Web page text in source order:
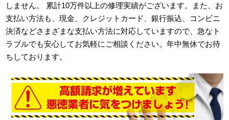
しません。 累計10万件以上の修理実績がございます。また、お
支払い方法も、現金、クレジットカード、銀行振込、コンビニ
決済などさまざまな支払い方法に対応していますので、急なト
ラブルでも安心してお気軽にご相談ください。年中無休でお待
ちしております。